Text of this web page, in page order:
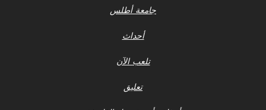
جامعة أطلس
أحداث
تلعب الآن
تعليق